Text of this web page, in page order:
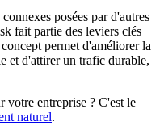
posées par d'autres
fait partie des leviers clés
permet d'améliorer la
et d'attirer un trafic durable,
votre entreprise ? C'est le
naturel.